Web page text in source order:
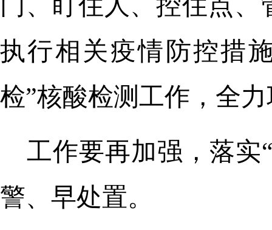
执行相关疫情防控措
检”核酸检测工作，全
工作要再加强，落实
警、早处置。